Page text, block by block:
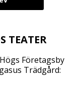
TEATER
Företagsby
Trädgård: